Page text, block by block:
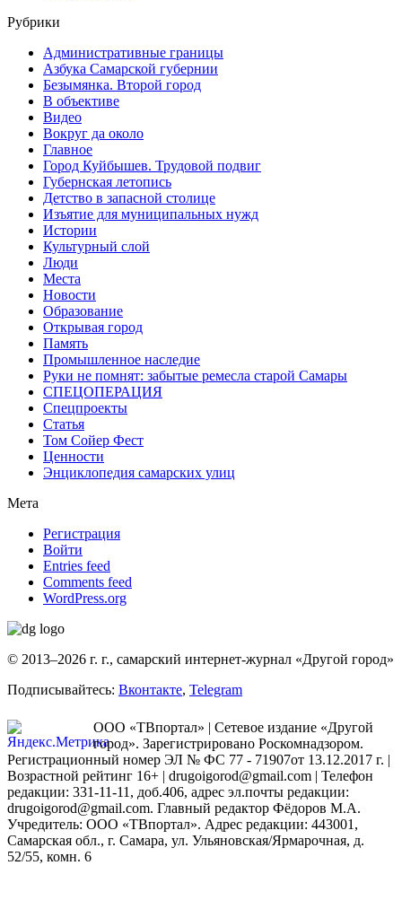
Рубрики
Административные границы
Азбука Самарской губернии
Безымянка. Второй город
В объективе
Видео
Вокруг да около
Главное
Город Куйбышев. Трудовой подвиг
Губернская летопись
Детство в запасной столице
Изъятие для муниципальных нужд
Истории
Культурный слой
Люди
Места
Новости
Образование
Открывая город
Память
Промышленное наследие
Руки не помнят: забытые ремесла старой Самары
СПЕЦОПЕРАЦИЯ
Спецпроекты
Статья
Том Сойер Фест
Ценности
Энциклопедия самарских улиц
Мета
Регистрация
Войти
Entries feed
Comments feed
WordPress.org
© 2013–2026 г. г., самарский интернет-журнал «Другой город»
Подписывайтесь: Вконтакте, Telegram
ООО «ТВпортал» | Сетевое издание «Другой
город». Зарегистрировано Роскомнадзором.
Регистрационный номер ЭЛ № ФС 77 - 71907от 13.12.2017 г. |
Возрастной рейтинг 16+ | drugoigorod@gmail.com | Телефон
редакции: 331-11-11, доб.406, адрес эл.почты редакции:
drugoigorod@gmail.com. Главный редактор Фёдоров М.А.
Учредитель: ООО «ТВпортал». Адрес редакции: 443001,
Самарская обл., г. Самара, ул. Ульяновская/Ярмарочная, д.
52/55, комн. 6